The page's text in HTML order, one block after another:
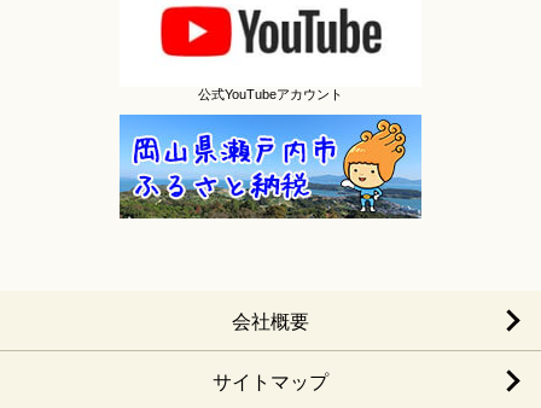
公式YouTubeアカウント
会社概要
サイトマップ